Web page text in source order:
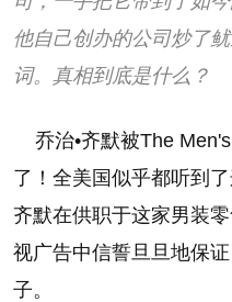
他自己创办的公司炒了
词。真相到底是什么？
乔治•齐默被The
了！全美国似乎都听到
齐默在供职于这家男装
视广告中信誓旦旦地保
子。